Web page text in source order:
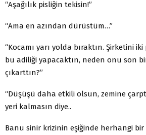
“Aşağılık pisliğin tekisin!”
“Ama en azından dürüstüm…”
“Kocamı yarı yolda bıraktın. Şirketini
bu adiliği yapacaktın, neden onu son
çıkarttın?”
“Düşüşü daha etkili olsun, zemine
yeri kalmasın diye..
Banu sinir krizinin eşiğinde herhangi bir